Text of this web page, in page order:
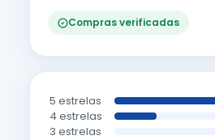
Compras verificadas
5 estrelas
4 estrelas
3 estrelas